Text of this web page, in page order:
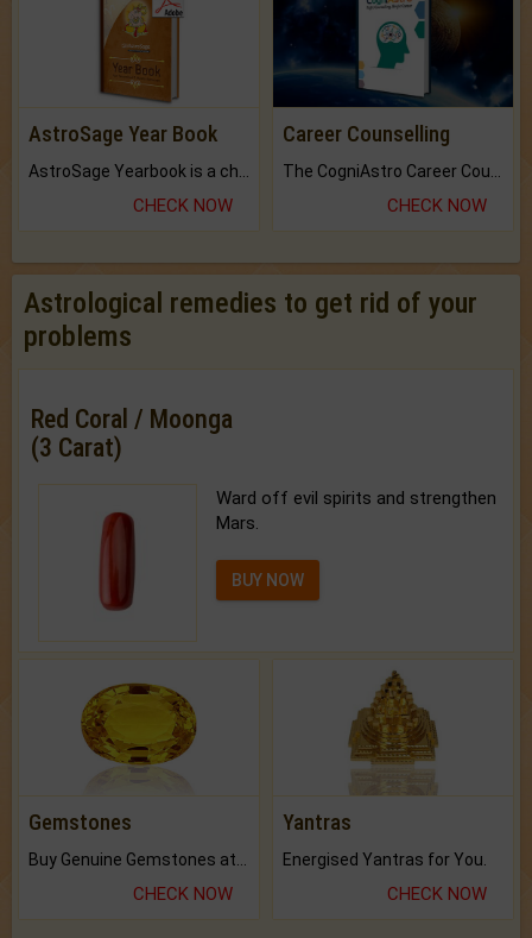
AstroSage Year Book
CHECK NOW
Career Counselling
CHECK NOW
Astrological remedies to get rid of your
problems
Red Coral / Moonga
(3 Carat)
Ward off evil spirits and strengthen
Mars.
BUY NOW
Gemstones
CHECK NOW
Yantras
Energised Yantras for You.
CHECK NOW